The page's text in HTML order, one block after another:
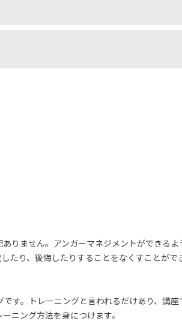
りません。アンガーマネジメントができるよ
たり、後悔したりすることをなくすことがで
す。トレーニングと言われるだけあり、講座
ニング方法を身につけます。